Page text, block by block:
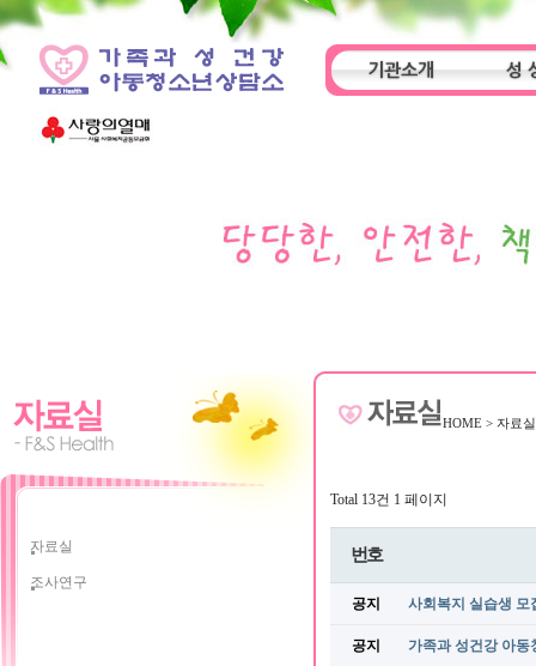
기관소개 성
자료실
조사연구
HOME > 자료
Total 13건 1 페이지
번호
공지 사회복지 실습생
공지 가족과 성건강 아